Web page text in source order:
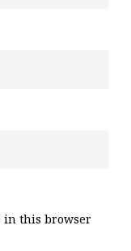
in this browser